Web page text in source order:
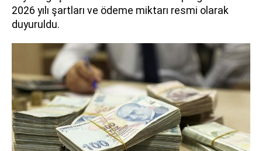
2026 yılı şartları ve ödeme miktarı resmi olarak
duyuruldu.